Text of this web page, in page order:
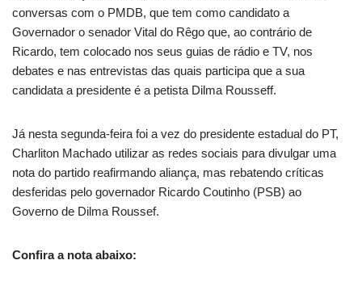
conversas com o PMDB, que tem como candidato a
Governador o senador Vital do Rêgo que, ao contrário de
Ricardo, tem colocado nos seus guias de rádio e TV, nos
debates e nas entrevistas das quais participa que a sua
candidata a presidente é a petista Dilma Rousseff.
Já nesta segunda-feira foi a vez do presidente estadual do PT,
Charliton Machado utilizar as redes sociais para divulgar uma
nota do partido reafirmando aliança, mas rebatendo críticas
desferidas pelo governador Ricardo Coutinho (PSB) ao
Governo de Dilma Roussef.
Confira a nota abaixo: